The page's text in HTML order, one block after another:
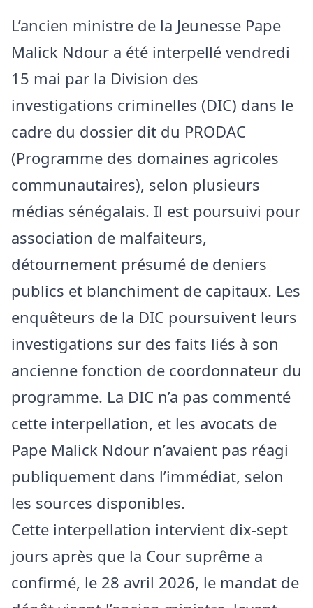
L’ancien ministre de la Jeunesse Pape
Malick Ndour a été interpellé vendredi
15 mai par la Division des
investigations criminelles (DIC) dans le
cadre du dossier dit du PRODAC
(Programme des domaines agricoles
communautaires), selon plusieurs
médias sénégalais. Il est poursuivi pour
association de malfaiteurs,
détournement présumé de deniers
publics et blanchiment de capitaux. Les
enquêteurs de la DIC poursuivent leurs
investigations sur des faits liés à son
ancienne fonction de coordonnateur du
programme. La DIC n’a pas commenté
cette interpellation, et les avocats de
Pape Malick Ndour n’avaient pas réagi
publiquement dans l’immédiat, selon
les sources disponibles.
Cette interpellation intervient dix-sept
jours après que la Cour suprême a
confirmé, le 28 avril 2026, le mandat de